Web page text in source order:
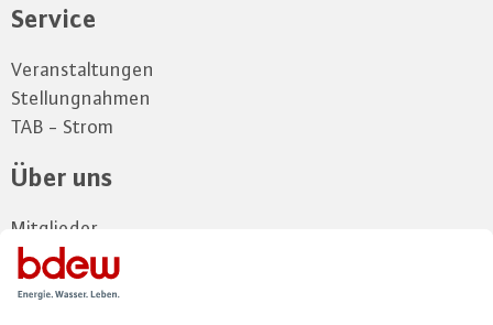
Service
Veranstaltungen
Stellungnahmen
TAB - Strom
Über uns
Mitglieder
Vorstand
Landesgruppe